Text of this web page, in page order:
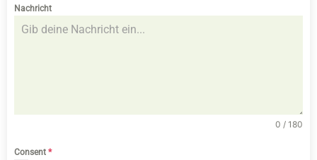
Nachricht
0 / 180
Consent *